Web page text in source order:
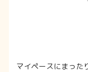
マイペースにまった